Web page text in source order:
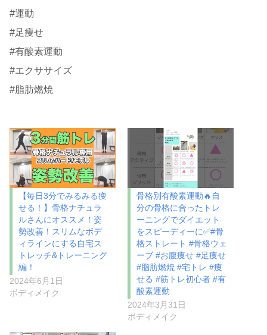
#運動
#足痩せ
#有酸素運動
#エクササイズ
#脂肪燃焼
【毎日3分でみるみる痩
せる！】骨格ナチュラ
ルさんにオススメ！姿
勢改善！スリムなボデ
ィラインにする自宅ス
トレッチ&トレーニング
編！
2024年6月1日
ボディメイク
骨格別有酸素運動🔥自
分の骨格に合ったトレ
ーニングでダイエット
をスピーディーに✅#骨
格ストレート #骨格ウェ
ーブ #お腹痩せ #足痩せ
#脂肪燃焼 #宅トレ #痩
せる #筋トレ初心者 #有
酸素運動
2024年3月31日
ボディメイク